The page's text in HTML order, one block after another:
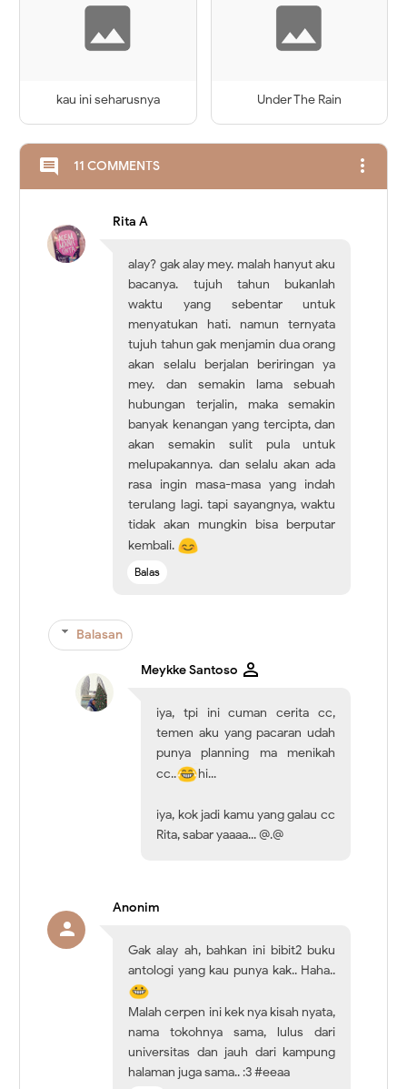
kau ini seharusnya Under The Rain
comment 11 COMMENTS more_vert
Rita A
alay? gak alay mey. malah hanyut aku
bacanya. tujuh tahun bukanlah
waktu yang sebentar untuk
menyatukan hati. namun ternyata
tujuh tahun gak menjamin dua orang
akan selalu berjalan beriringan ya
mey. dan semakin lama sebuah
hubungan terjalin, maka semakin
banyak kenangan yang tercipta, dan
akan semakin sulit pula untuk
melupakannya. dan selalu akan ada
rasa ingin masa-masa yang indah
terulang lagi. tapi sayangnya, waktu
tidak akan mungkin bisa berputar
kembali.
Balas
Balasan
Meykke Santoso
iya, tpi ini cuman cerita cc,
temen aku yang pacaran udah
punya planning ma menikah
cc..
hi...
iya, kok jadi kamu yang galau cc
Rita, sabar yaaaa... @.@
Anonim
Gak alay ah, bahkan ini bibit2 buku
antologi yang kau punya kak.. Haha..
Malah cerpen ini kek nya kisah nyata,
nama tokohnya sama, lulus dari
universitas dan jauh dari kampung
halaman juga sama.. :3 #eeaa